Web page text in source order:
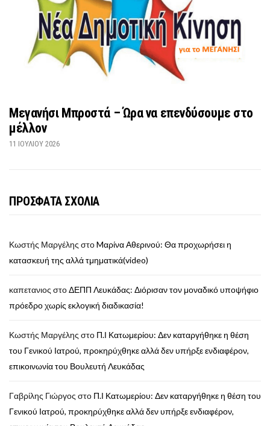
Μεγανήσι Μπροστά – Ώρα να επενδύσουμε στο
μέλλον
11 ΙΟΥΛΊΟΥ 2026
ΠΡΟΣΦΑΤΑ ΣΧΟΛΙΑ
Κωστής Μαργέλης στοMαρίνα Αθερινού: Θα προχωρήσει η
κατασκευή της αλλά τμηματικά(video)
καπετανιος στοΔΕΠΠ Λευκάδας: Διόρισαν τον μοναδικό υποψήφιο
πρόεδρο χωρίς εκλογική διαδικασία!
Κωστής Μαργέλης στο Π.Ι Κατωμερίου: Δεν καταργήθηκε η θέση
του Γενικού Ιατρού, προκηρύχθηκε αλλά δεν υπήρξε ενδιαφέρον,
επικοινωνία του Βουλευτή Λευκάδας
Γαβρίλης Γιώργος στο Π.Ι Κατωμερίου: Δεν καταργήθηκε η θέση του
Γενικού Ιατρού, προκηρύχθηκε αλλά δεν υπήρξε ενδιαφέρον,